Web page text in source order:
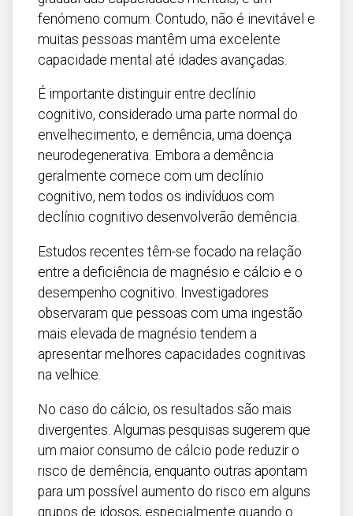
fenómeno comum. Contudo, não é inevitável e
muitas pessoas mantêm uma excelente
capacidade mental até idades avançadas.
É importante distinguir entre declínio
cognitivo, considerado uma parte normal do
envelhecimento, e demência, uma doença
neurodegenerativa. Embora a demência
geralmente comece com um declínio
cognitivo, nem todos os indivíduos com
declínio cognitivo desenvolverão demência.
Estudos recentes têm-se focado na relação
entre a deficiência de magnésio e cálcio e o
desempenho cognitivo. Investigadores
observaram que pessoas com uma ingestão
mais elevada de magnésio tendem a
apresentar melhores capacidades cognitivas
na velhice.
No caso do cálcio, os resultados são mais
divergentes. Algumas pesquisas sugerem que
um maior consumo de cálcio pode reduzir o
risco de demência, enquanto outras apontam
para um possível aumento do risco em alguns
grupos de idosos, especialmente quando o